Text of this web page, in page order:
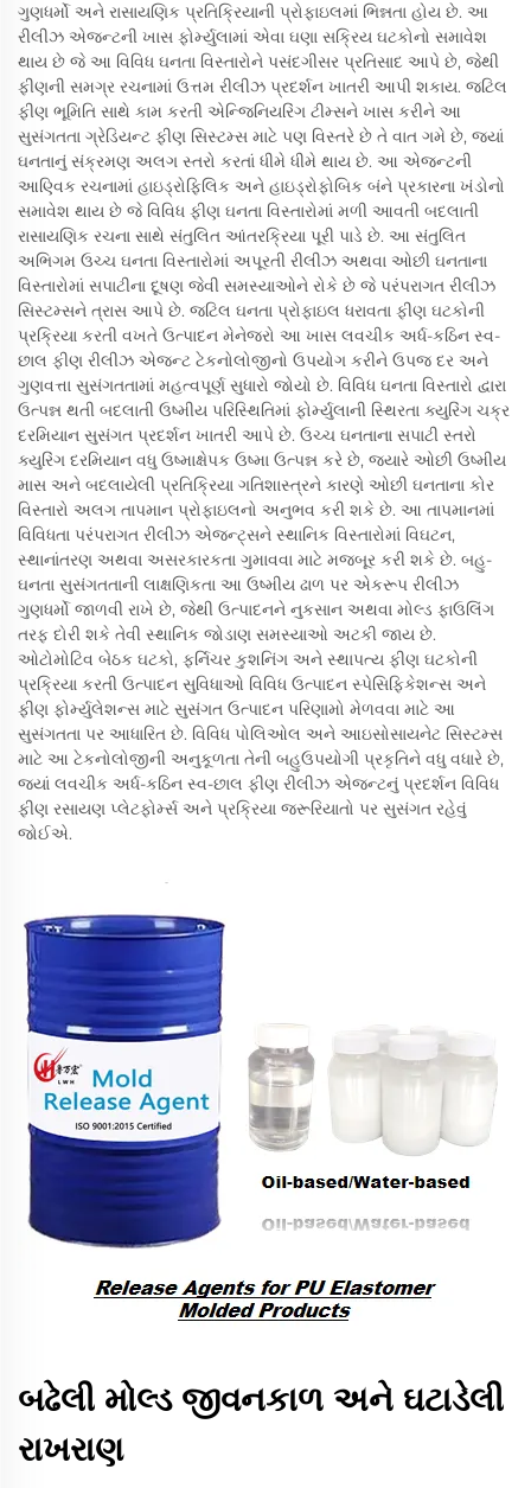
ગુણધર્મો અને રાસાયણિક પ્રતિક્રિયાની પ્રોફાઇલમાં ભિન્નતા હોય છે. આ
રીલીઝ એજન્ટની ખાસ ફોર્મ્યુલામાં એવા ઘણા સક્રિય ઘટકોનો સમાવેશ
થાય છે જે આ વિવિધ ઘનતા વિસ્તારોને પસંદગીસર પ્રતિસાદ આપે છે, જેથી
ફીણની સમગ્ર રચનામાં ઉત્તમ રીલીઝ પ્રદર્શન ખાતરી આપી શકાય. જટિલ
ફીણ ભૂમિતિ સાથે કામ કરતી એન્જિનિયરિંગ ટીમ્સને ખાસ કરીને આ
સુસંગતતા ગ્રેડિયન્ટ ફીણ સિસ્ટમ્સ માટે પણ વિસ્તરે છે તે વાત ગમે છે, જ્યાં
ઘનતાનું સંક્રમણ અલગ સ્તરો કરતાં ધીમે ધીમે થાય છે. આ એજન્ટની
આણ્વિક રચનામાં હાઇડ્રોફિલિક અને હાઇડ્રોફોબિક બંને પ્રકારના ખંડોનો
સમાવેશ થાય છે જે વિવિધ ફીણ ઘનતા વિસ્તારોમાં મળી આવતી બદલાતી
રાસાયણિક રચના સાથે સંતુલિત આંતરક્રિયા પૂરી પાડે છે. આ સંતુલિત
અભિગમ ઉચ્ચ ઘનતા વિસ્તારોમાં અપૂરતી રીલીઝ અથવા ઓછી ઘનતાના
વિસ્તારોમાં સપાટીના દૂષણ જેવી સમસ્યાઓને રોકે છે જે પરંપરાગત રીલીઝ
સિસ્ટમ્સને ત્રાસ આપે છે. જટિલ ઘનતા પ્રોફાઇલ ધરાવતા ફીણ ઘટકોની
પ્રક્રિયા કરતી વખતે ઉત્પાદન મેનેજરો આ ખાસ લવચીક અર્ધ-કઠિન સ્વ-
છાલ ફીણ રીલીઝ એજન્ટ ટેકનોલોજીનો ઉપયોગ કરીને ઉપજ દર અને
ગુણવત્તા સુસંગતતામાં મહત્વપૂર્ણ સુધારો જોયો છે. વિવિધ ઘનતા વિસ્તારો દ્વારા
ઉત્પન્ન થતી બદલાતી ઉષ્મીય પરિસ્થિતિમાં ફોર્મ્યુલાની સ્થિરતા ક્યુરિંગ ચક્ર
દરમિયાન સુસંગત પ્રદર્શન ખાતરી આપે છે. ઉચ્ચ ઘનતાના સપાટી સ્તરો
ક્યુરિંગ દરમિયાન વધુ ઉષ્માક્ષેપક ઉષ્મા ઉત્પન્ન કરે છે, જ્યારે ઓછી ઉષ્મીય
માસ અને બદલાયેલી પ્રતિક્રિયા ગતિશાસ્ત્રને કારણે ઓછી ઘનતાના કોર
વિસ્તારો અલગ તાપમાન પ્રોફાઇલનો અનુભવ કરી શકે છે. આ તાપમાનમાં
વિવિધતા પરંપરાગત રીલીઝ એજન્ટ્સને સ્થાનિક વિસ્તારોમાં વિઘટન,
સ્થાનાંતરણ અથવા અસરકારકતા ગુમાવવા માટે મજબૂર કરી શકે છે. બહુ-
ઘનતા સુસંગતતાની લાક્ષણિકતા આ ઉષ્મીય ઢાળ પર એકરૂપ રીલીઝ
ગુણધર્મો જાળવી રાખે છે, જેથી ઉત્પાદનને નુકસાન અથવા મોલ્ડ ફાઉલિંગ
તરફ દોરી શકે તેવી સ્થાનિક જોડાણ સમસ્યાઓ અટકી જાય છે.
ઓટોમોટિવ બેઠક ઘટકો, ફર્નિચર કુશનિંગ અને સ્થાપત્ય ફીણ ઘટકોની
પ્રક્રિયા કરતી ઉત્પાદન સુવિધાઓ વિવિધ ઉત્પાદન સ્પેસિફિકેશન્સ અને
ફીણ ફોર્મ્યુલેશન્સ માટે સુસંગત ઉત્પાદન પરિણામો મેળવવા માટે આ
સુસંગતતા પર આધારિત છે. વિવિધ પોલિઓલ અને આઇસોસાયનેટ સિસ્ટમ્સ
માટે આ ટેકનોલોજીની અનુકૂળતા તેની બહુઉપયોગી પ્રકૃતિને વધુ વધારે છે,
જ્યાં લવચીક અર્ધ-કઠિન સ્વ-છાલ ફીણ રીલીઝ એજન્ટનું પ્રદર્શન વિવિધ
ફીણ રસાયણ પ્લેટફોર્મ્સ અને પ્રક્રિયા જરૂરિયાતો પર સુસંગત રહેવું
જોઈએ.
બઢેલી મોલ્ડ જીવનકાળ અને ઘટાડેલી
રાખરાણ